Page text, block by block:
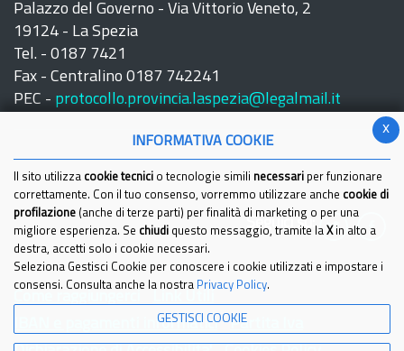
Palazzo del Governo - Via Vittorio Veneto, 2
19124 - La Spezia
Tel. - 0187 7421
Fax - Centralino 0187 742241
PEC - protocollo.provincia.laspezia@legalmail.it
Seguici su:
IBAN e pagamenti informatici
Partita Iva
x
INFORMATIVA COOKIE
Il sito utilizza cookie tecnici o tecnologie simili necessari per funzionare
correttamente. Con il tuo consenso, vorremmo utilizzare anche cookie di
profilazione (anche di terze parti) per finalità di marketing o per una
migliore esperienza. Se chiudi questo messaggio, tramite la Xin alto a
destra, accetti solo i cookie necessari.
Seleziona Gestisci Cookie per conoscere i cookie utilizzati e impostare i
consensi. Consulta anche la nostra Privacy Policy.
GESTISCI COOKIE